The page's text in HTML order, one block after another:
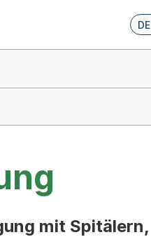
DE
mit Spitälern,